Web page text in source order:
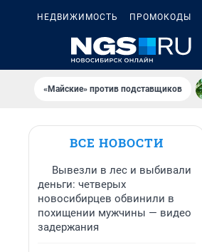
НЕДВИЖИМОСТЬ ПРОМОКОДЫ
«Майские» против подставщиков
ВСЕ НОВОСТИ
Вывезли в лес и выбивали
деньги: четверых
новосибирцев обвинили в
похищении мужчины — видео
задержания